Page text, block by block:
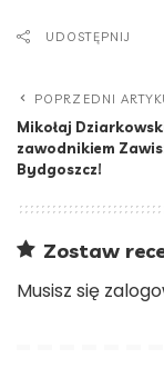
UDOSTĘPNIJ
POPRZEDNI
Mikołaj
zawodnikiem
Bydgoszcz!
Zostaw
Musisz się